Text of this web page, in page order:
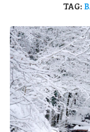
TAG: